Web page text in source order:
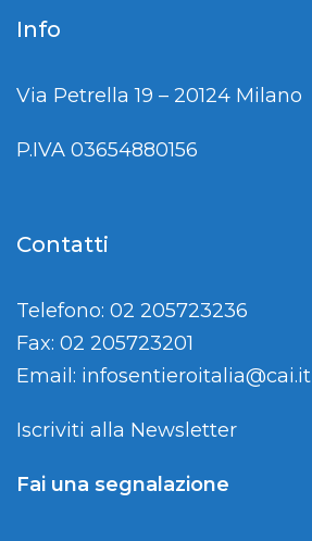
Info
Via Petrella 19 – 20124 Milano
P.IVA 03654880156
Contatti
Telefono: 02 205723236
Fax: 02 205723201
Email: infosentieroitalia@cai.it
Iscriviti alla Newsletter
Fai una segnalazione